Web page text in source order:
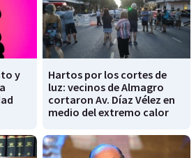
y
Hartos por los cortes de
luz: vecinos de Almagro
cortaron Av. Díaz Vélez en
medio del extremo calor